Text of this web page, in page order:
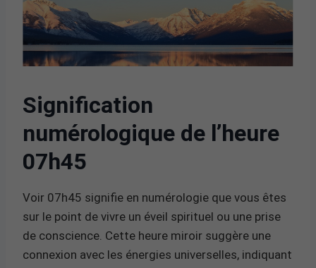
Signification
numérologique de l’heure
07h45
Voir 07h45 signifie en numérologie que vous êtes
sur le point de vivre un éveil spirituel ou une prise
de conscience. Cette heure miroir suggère une
connexion avec les énergies universelles, indiquant